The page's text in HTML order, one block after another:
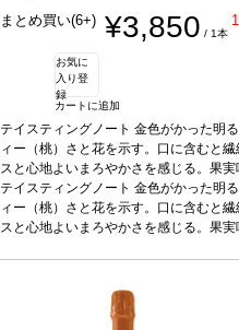
まとめ買い(6+) ¥3,850 / 1本
お気に
入り登
録
カートに追加
テイスティングノート 金色がかった明
ィー（桃）さと花を示す。口に含むと
スと心地よいまろやかさを感じる。果
のかなバターやトーストを伴う。合う
種ユニ・ブラン、コロンバール、ソー
テイスティングノート 金色がかった明
ィー（桃）さと花を示す。口に含むと
スと心地よいまろやかさを感じる。果